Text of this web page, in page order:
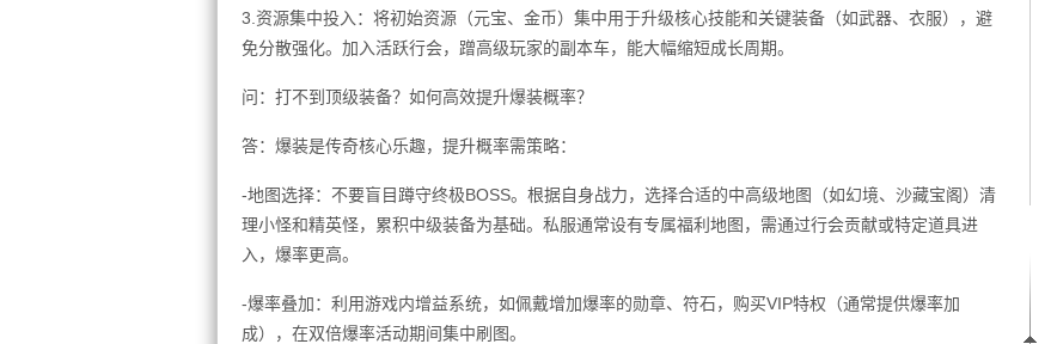
3.资源集中投入：将初始资源（元宝、金币）集中用于升级核心技能和关键装备（如武器、衣服），避
免分散强化。加入活跃行会，蹭高级玩家的副本车，能大幅缩短成长周期。
问：打不到顶级装备？如何高效提升爆装概率？
答：爆装是传奇核心乐趣，提升概率需策略：
-地图选择：不要盲目蹲守终极BOSS。根据自身战力，选择合适的中高级地图（如幻境、沙藏宝阁）清
理小怪和精英怪，累积中级装备为基础。私服通常设有专属福利地图，需通过行会贡献或特定道具进
入，爆率更高。
-爆率叠加：利用游戏内增益系统，如佩戴增加爆率的勋章、符石，购买VIP特权（通常提供爆率加
成），在双倍爆率活动期间集中刷图。